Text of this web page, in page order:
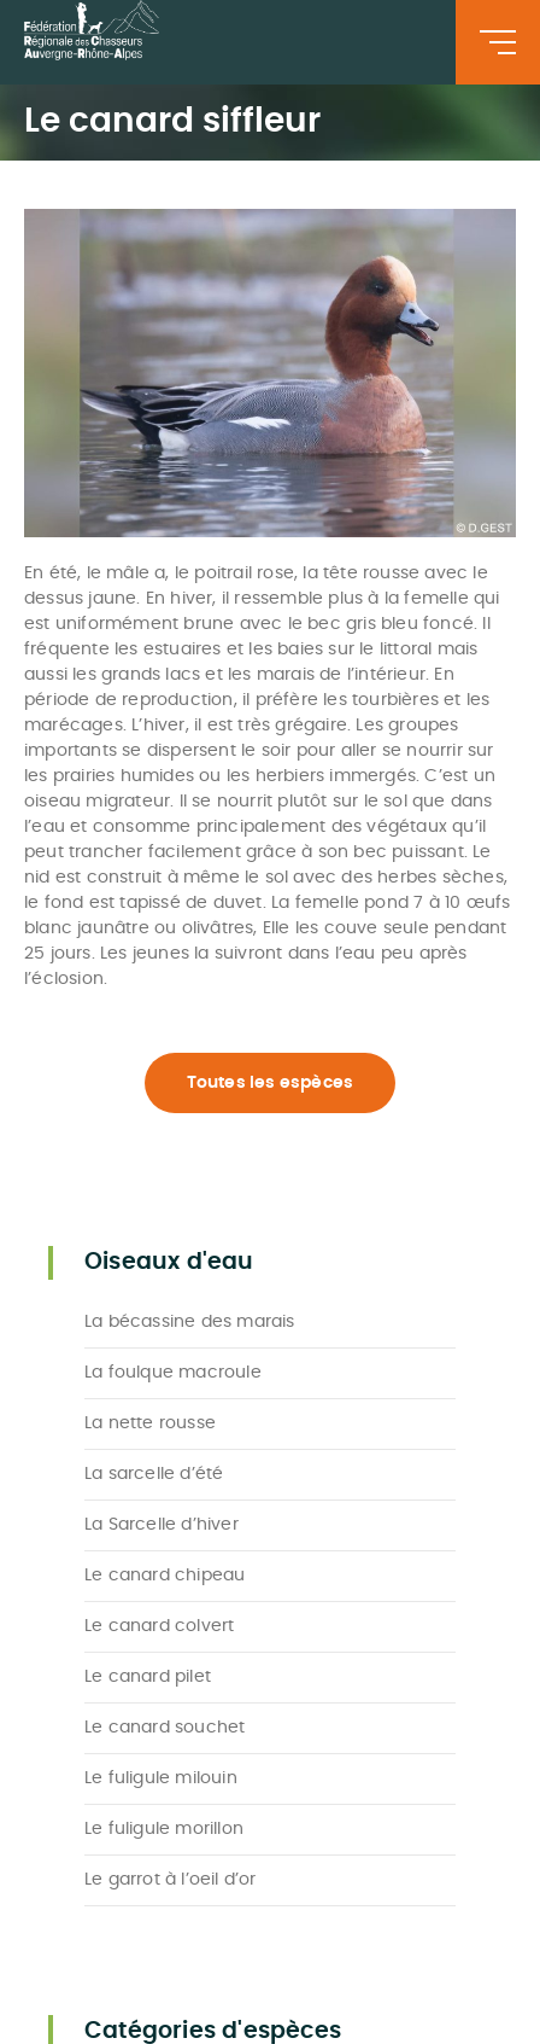
Le canard siffleur
En été, le mâle a, le poitrail rose, la tête rousse avec le
dessus jaune. En hiver, il ressemble plus à la femelle qui
est uniformément brune avec le bec gris bleu foncé. ll
fréquente les estuaires et les baies sur le littoral mais
aussi les grands lacs et les marais de l’intérieur. En
période de reproduction, il préfère les tourbières et les
marécages. L’hiver, il est très grégaire. Les groupes
importants se dispersent le soir pour aller se nourrir sur
les prairies humides ou les herbiers immergés. C’est un
oiseau migrateur. Il se nourrit plutôt sur le sol que dans
l’eau et consomme principalement des végétaux qu’il
peut trancher facilement grâce à son bec puissant. Le
nid est construit à même le sol avec des herbes sèches,
le fond est tapissé de duvet. La femelle pond 7 à 10 œufs
blanc jaunâtre ou olivâtres, Elle les couve seule pendant
25 jours. Les jeunes la suivront dans l’eau peu après
l’éclosion.
Toutes les espèces
Oiseaux d'eau
La bécassine des marais
La foulque macroule
La nette rousse
La sarcelle d’été
La Sarcelle d’hiver
Le canard chipeau
Le canard colvert
Le canard pilet
Le canard souchet
Le fuligule milouin
Le fuligule morillon
Le garrot à l’oeil d’or
Catégories d'espèces